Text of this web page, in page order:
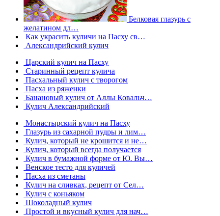
Белковая глазурь с
желатином дл…
Как украсить куличи на Пасху св…
Александрийский кулич
Царский кулич на Пасху
Старинный рецепт кулича
Пасхальный кулич с творогом
Пасха из ряженки
Банановый кулич от Аллы Ковальч…
Кулич Александрийский
Монастырский кулич на Пасху
Глазурь из сахарной пудры и лим…
Кулич, который не крошится и не…
Кулич, который всегда получается
Кулич в бумажной форме от Ю. Вы…
Венское тесто для куличей
Пасха из сметаны
Кулич на сливках, рецепт от Сел…
Кулич с коньяком
Шоколадный кулич
Простой и вкусный кулич для нач…